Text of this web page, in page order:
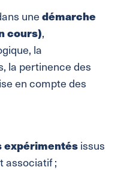
unedémarche
cours),
la
la pertinence des
en compte des
expérimentés issus
associatif ;